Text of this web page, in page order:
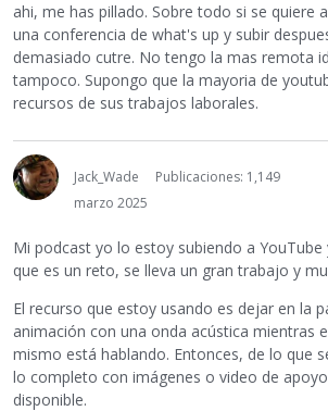
ahi, me has pillado. Sobre todo si se quiere
una conferencia de what's up y subir
demasiado cutre. No tengo la mas remota
tampoco. Supongo que la mayoria de
recursos de sus trabajos laborales.
Jack_Wade
Publicaciones: 1,149
marzo 2025
Mi podcast yo lo estoy subiendo a
que es un reto, se lleva un gran trabajo y
El recurso que estoy usando es dejar en la
animación con una onda acústica mientras
mismo está hablando. Entonces, de lo que
lo completo con imágenes o video de
disponible.